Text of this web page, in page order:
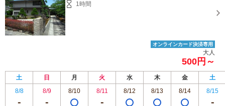
1時間
オンラインカード決済専用
大人
500円～
土 日 月 火 水 木 金
土
8/8
8/9 8/10 8/11 8/12 8/13 8/14 8/15